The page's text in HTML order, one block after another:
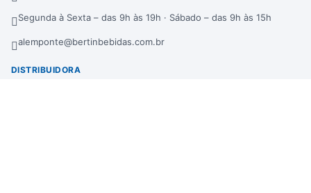
Segunda à Sexta – das 9h às 19h · Sábado – das 9h às 15h
alemponte@bertinbebidas.com.br
DISTRIBUIDORA